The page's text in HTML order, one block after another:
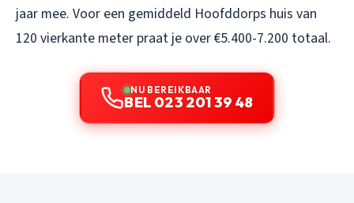
jaar mee. Voor een gemiddeld Hoofddorps huis van
120 vierkante meter praat je over €5.400-7.200 totaal.
NU BEREIKBAAR
BEL 023 201 39 48